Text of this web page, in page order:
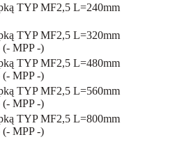
TYP MF2,5 L=240mm
TYP MF2,5 L=320mm
(- MPP -)
TYP MF2,5 L=480mm
(- MPP -)
TYP MF2,5 L=560mm
(- MPP -)
TYP MF2,5 L=800mm
(- MPP -)